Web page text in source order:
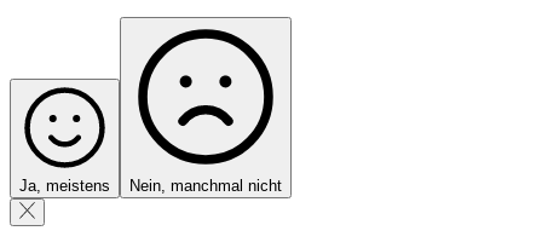
Ja, meistens Nein, manchmal nicht